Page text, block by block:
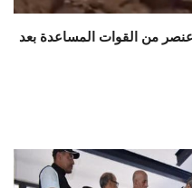
من القوات المساعدة بعد